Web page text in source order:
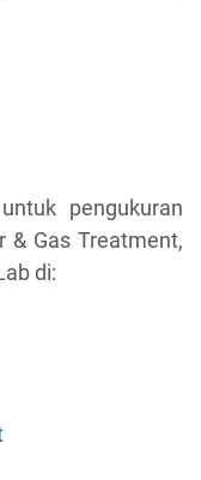
pengukuran
& Gas Treatment,
di: